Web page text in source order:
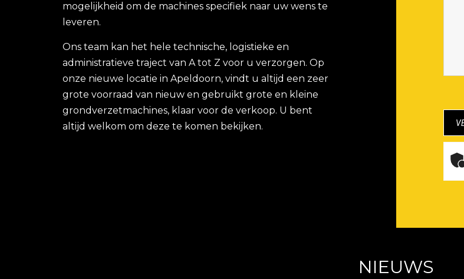
mogelijkheid om de machines specifiek naar uw wens te
leveren.
Ons team kan het hele technische, logistieke en
administratieve traject van A tot Z voor u verzorgen. Op
onze nieuwe locatie in Apeldoorn, vindt u altijd een zeer
grote voorraad van nieuw en gebruikt grote en kleine
grondverzetmachines, klaar voor de verkoop. U bent
altijd welkom om deze te komen bekijken.
NIEUWS